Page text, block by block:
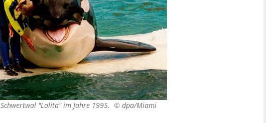
"Lolita" im Jahre 1995. © dpa/Miami